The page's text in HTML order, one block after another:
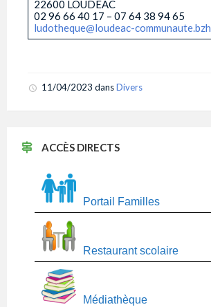
22600 LOUDÉAC
02 96 66 40 17 – 07 64 38 94 65
ludotheque@loudeac-communaute.bzh
11/04/2023 dansDivers
ACCÈS DIRECTS
Portail Familles
Restaurant scolaire
Médiathèque